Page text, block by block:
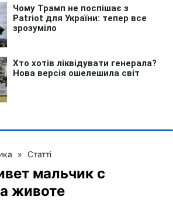
» Статті
мальчик с
животе